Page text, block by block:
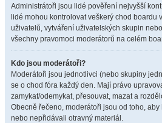
Administrátoři jsou lidé pověření nejvyšší
lidé mohou kontrolovat veškerý chod boardu
uživatelů, vytváření uživatelských skupin
všechny pravomoci moderátorů na celém
Kdo jsou moderátoři?
Moderátoři jsou jednotlivci (nebo skupiny
se o chod fóra každý den. Mají právo
zamykat/odemykat, přesouvat, mazat a
Obecně řečeno, moderátoři jsou od toho,
nebo nepřidávali otravný materiál.